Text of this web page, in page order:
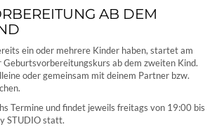
AB DEM
ein oder mehrere Kinder haben, startet am
Geburtsvorbereitungskurs ab dem zweiten Kind.
oder gemeinsam mit deinem Partner bzw.
Termine und findet jeweils freitags von 19:00 bis
STUDIO statt.